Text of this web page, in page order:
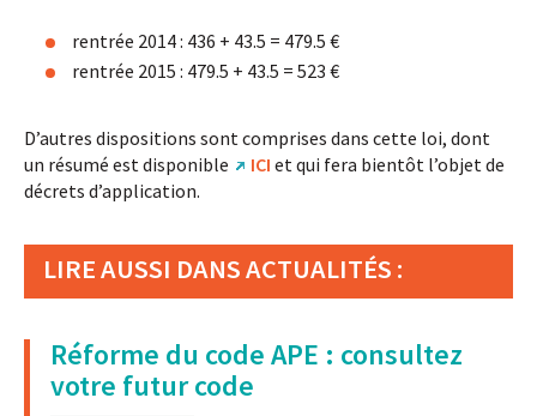
rentrée 2014 : 436 + 43.5 = 479.5 €
rentrée 2015 : 479.5 + 43.5 = 523 €
D’autres dispositions sont comprises dans cette loi, dont
un résumé est disponible
ICI et qui fera bientôt l’objet de
décrets d’application.
LIRE AUSSI DANS ACTUALITÉS :
Réforme du code APE : consultez
votre futur code